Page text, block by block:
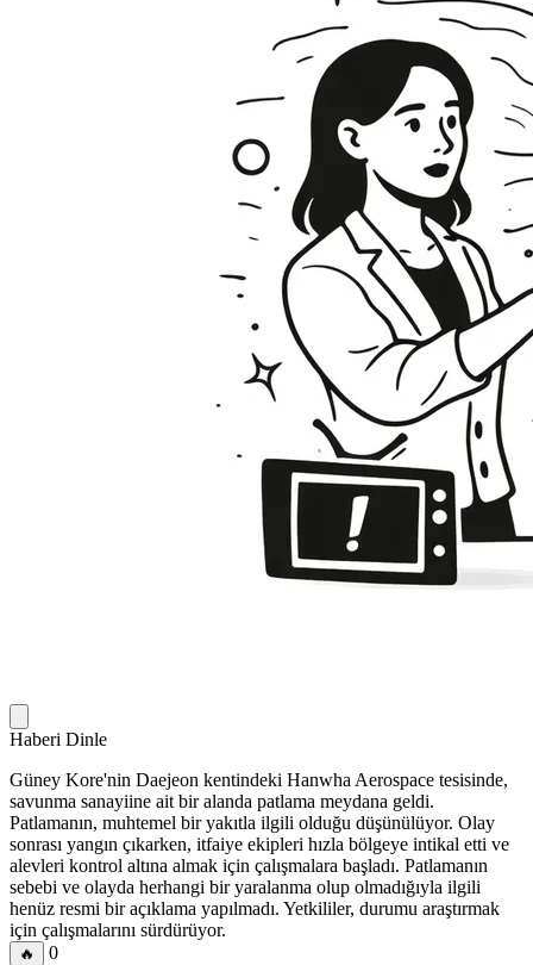
Haberi Dinle
Güney Kore'nin Daejeon kentindeki Hanwha Aerospace tesisinde,
savunma sanayiine ait bir alanda patlama meydana geldi.
Patlamanın, muhtemel bir yakıtla ilgili olduğu düşünülüyor. Olay
sonrası yangın çıkarken, itfaiye ekipleri hızla bölgeye intikal etti ve
alevleri kontrol altına almak için çalışmalara başladı. Patlamanın
sebebi ve olayda herhangi bir yaralanma olup olmadığıyla ilgili
henüz resmi bir açıklama yapılmadı. Yetkililer, durumu araştırmak
için çalışmalarını sürdürüyor.
🔥 0